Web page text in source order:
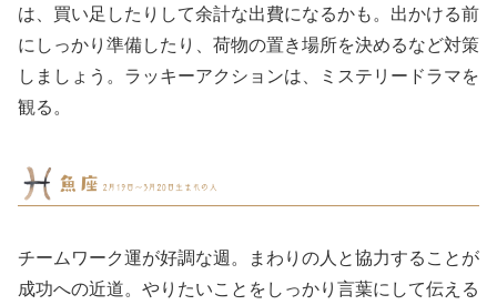
は、買い足したりして余計な出費になるかも。出かける前
にしっかり準備したり、荷物の置き場所を決めるなど対策
しましょう。ラッキーアクションは、ミステリードラマを
観る。
チームワーク運が好調な週。まわりの人と協力することが
成功への近道。やりたいことをしっかり言葉にして伝える